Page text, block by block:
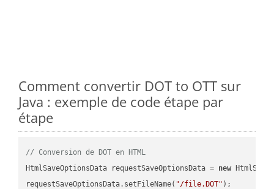
Comment convertir DOT to OTT sur
Java : exemple de code étape par
étape
// Conversion de DOT en HTML
HtmlSaveOptionsData requestSaveOptionsData = new
requestSaveOptionsData.setFileName( "/file.DOT" );